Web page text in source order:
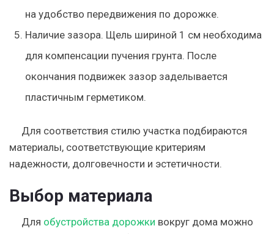
на удобство передвижения по дорожке.
Наличие зазора. Щель шириной 1 см необходима
для компенсации пучения грунта. После
окончания подвижек зазор заделывается
пластичным герметиком.
Для соответствия стилю участка подбираются
материалы, соответствующие критериям
надежности, долговечности и эстетичности.
Выбор материала
Для обустройства дорожки вокруг дома можно